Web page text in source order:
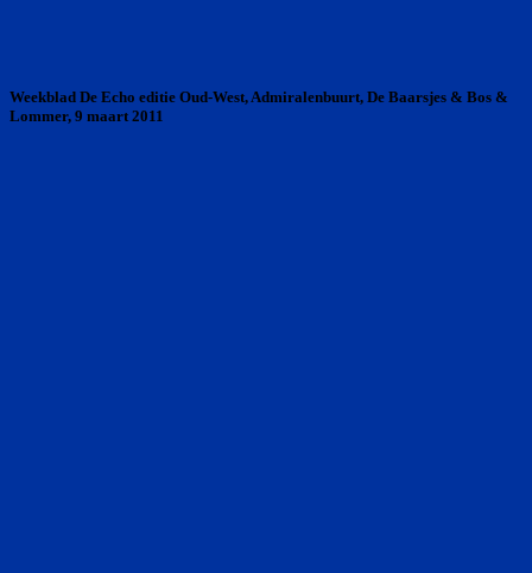
Weekblad De Echo editie Oud-West, Admiralenbuurt, De Baarsjes & Bos &
Lommer, 9 maart 2011